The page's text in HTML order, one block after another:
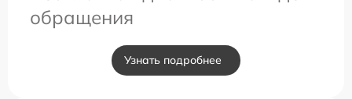
обращения
Узнать подробнее